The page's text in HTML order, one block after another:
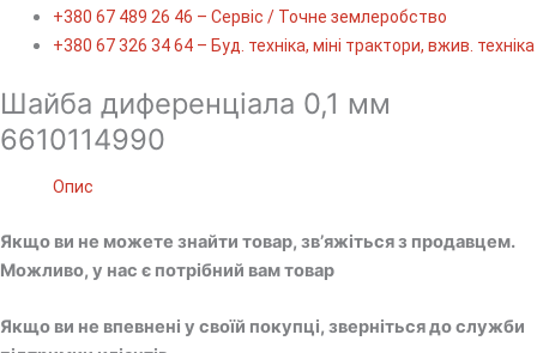
+380 67 489 26 46 – Сервіс / Точне землеробство
+380 67 326 34 64 – Буд. техніка, міні трактори, вжив. техніка
Шайба диференціала 0,1 мм
6610114990
Опис
Якщо ви не можете знайти товар, зв’яжіться з продавцем.
Можливо, у нас є потрібний вам товар
Якщо ви не впевнені у своїй покупці, зверніться до служби